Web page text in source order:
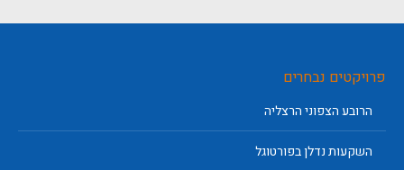
פרויקטים נבחרים
הרובע הצפוני הרצליה
השקעות נדלן בפורטוגל